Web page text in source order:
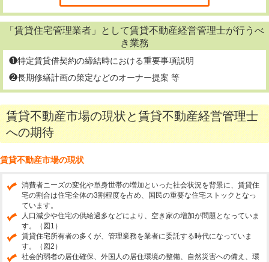
「賃貸住宅管理業者」として賃貸不動産経営管理士が行うべ
き業務
❶特定賃貸借契約の締結時における重要事項説明
❷長期修繕計画の策定などのオーナー提案 等
賃貸不動産市場の現状と賃貸不動産経営管理士
への期待
賃貸不動産市場の現状
消費者ニーズの変化や単身世帯の増加といった社会状況を背景に、賃貸住
宅の割合は住宅全体の3割程度を占め、国民の重要な住宅ストックとなっ
ています。
人口減少や住宅の供給過多などにより、空き家の増加が問題となっていま
す。（図1）
賃貸住宅所有者の多くが、管理業務を業者に委託する時代になっていま
す。（図2）
社会的弱者の居住確保、外国人の居住環境の整備、自然災害への備え、環